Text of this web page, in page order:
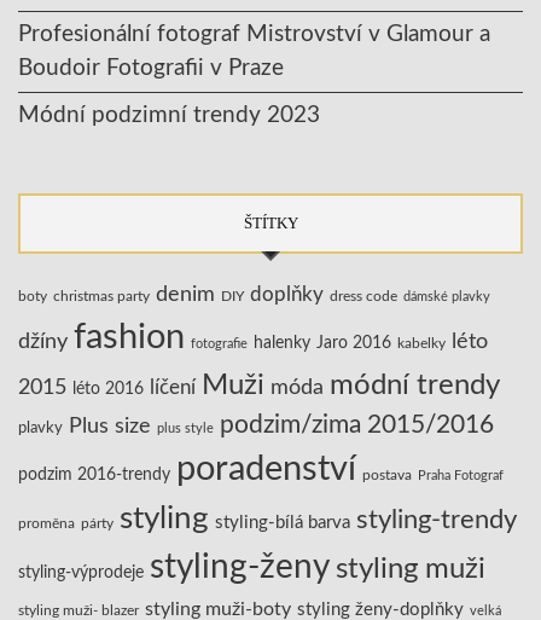
Profesionální fotograf Mistrovství v Glamour a
Boudoir Fotografii v Praze
Módní podzimní trendy 2023
ŠTÍTKY
boty christmas party denim DIY doplňky dress code dámské plavky
džíny fashion fotografie halenky Jaro 2016 kabelky léto
2015 léto 2016 líčení Muži móda módní trendy
plavky Plus size plus style podzim/zima 2015/2016
podzim 2016-trendy poradenství postava Praha Fotograf
proměna párty styling styling-bílá barva styling-trendy
styling-výprodeje styling-ženy styling muži
styling muži- blazer styling muži-boty styling ženy-doplňky velká